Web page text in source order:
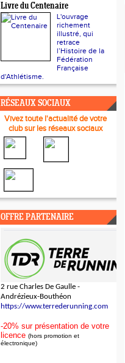
Livre du Centenaire
L'ouvrage
richement
illustré, qui
retrace
l’Histoire de la
Fédération
Française
d'Athlétisme.
RÉSEAUX SOCIAUX
Vivez toute l'actualité de votre
club sur les réseaux sociaux
OFFRE PARTENAIRE
2 rue Charles De Gaulle -
Andrézieux-Bouthéon
https://www.terrederunning.com
-20% sur présentation de votre
licence (hors promotion et
électronique)